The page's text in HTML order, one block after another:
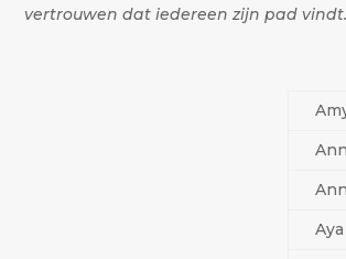
vertrouwen dat iedereen zijn pad vindt.